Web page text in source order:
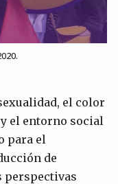
el color
el entorno social
para el
de
perspectivas